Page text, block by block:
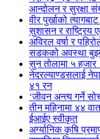
आन्दोलन र सुरक्षा
वीर पुर्खाको
सुशासन र राष्ट्रिय
अविरल वर्षा र
सडकको अवस्था
सुन तोलामा ५
नेदरल्याण्डसलाई
४१ रन
‘जीवन अन्त्य गर्ने
तीन महिनामा ४४
ईआईए स्वीकृत
अर्ग्यानिक कृषि